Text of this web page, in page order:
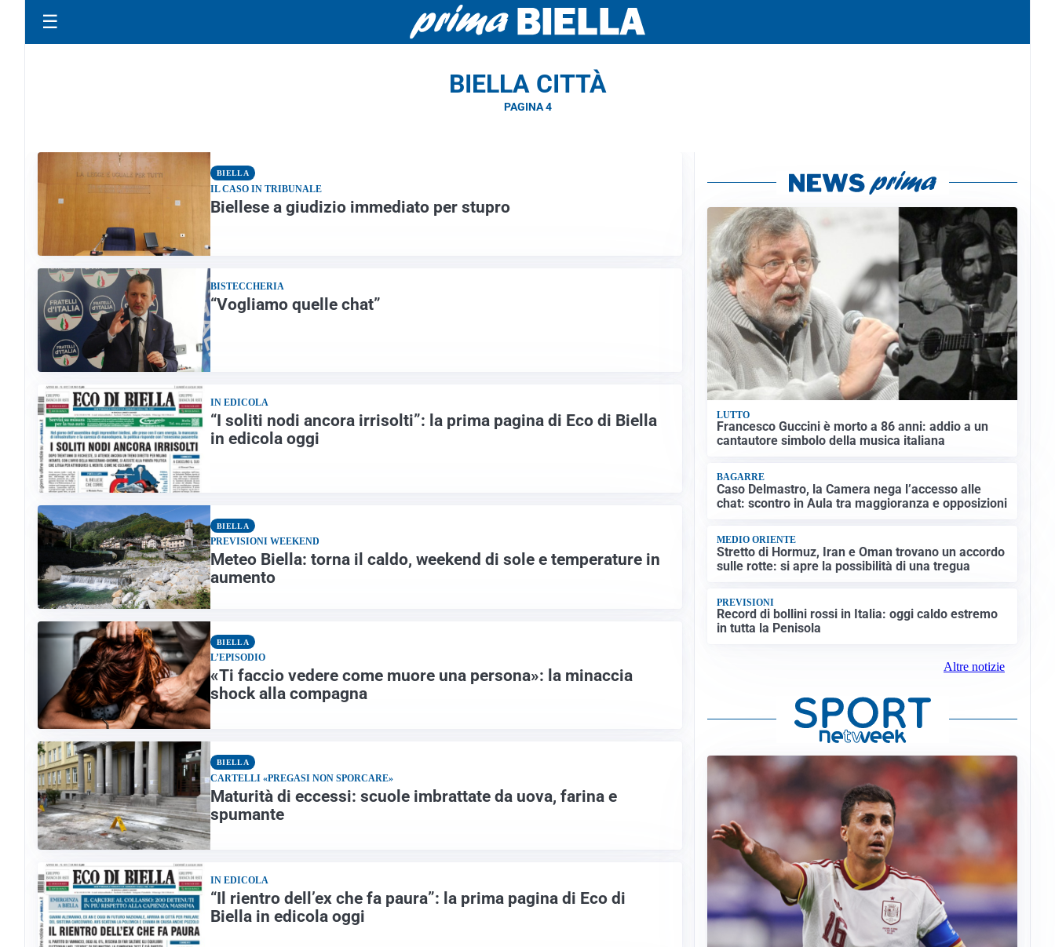
☰
BIELLA CITTÀ
PAGINA 4
BIELLA
IL CASO IN TRIBUNALE
Biellese a giudizio immediato per stupro
BISTECCHERIA
“Vogliamo quelle chat”
IN EDICOLA
“I soliti nodi ancora irrisolti”: la prima pagina di Eco di Biella
in edicola oggi
BIELLA
PREVISIONI WEEKEND
Meteo Biella: torna il caldo, weekend di sole e temperature in
aumento
BIELLA
L’EPISODIO
«Ti faccio vedere come muore una persona»: la minaccia
shock alla compagna
BIELLA
CARTELLI «PREGASI NON SPORCARE»
Maturità di eccessi: scuole imbrattate da uova, farina e
spumante
IN EDICOLA
“Il rientro dell’ex che fa paura”: la prima pagina di Eco di
Biella in edicola oggi
LUTTO
Francesco Guccini è morto a 86 anni: addio a un
cantautore simbolo della musica italiana
BAGARRE
Caso Delmastro, la Camera nega l’accesso alle
chat: scontro in Aula tra maggioranza e opposizioni
MEDIO ORIENTE
Stretto di Hormuz, Iran e Oman trovano un accordo
sulle rotte: si apre la possibilità di una tregua
PREVISIONI
Record di bollini rossi in Italia: oggi caldo estremo
in tutta la Penisola
Altre notizie